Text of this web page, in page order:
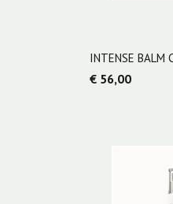
INTENSE BALM
€ 56,00